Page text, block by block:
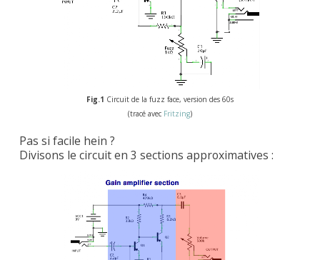
Fig.1 Circuit de la fuzz face, version des 60s
(tracé avec Fritzing)
Pas si facile hein ?
Divisons le circuit en 3 sections approximatives :